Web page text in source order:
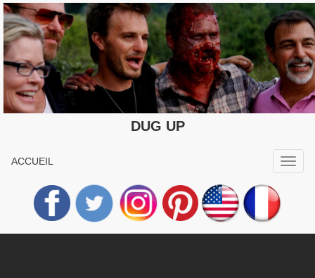
DUG UP
ACCUEIL